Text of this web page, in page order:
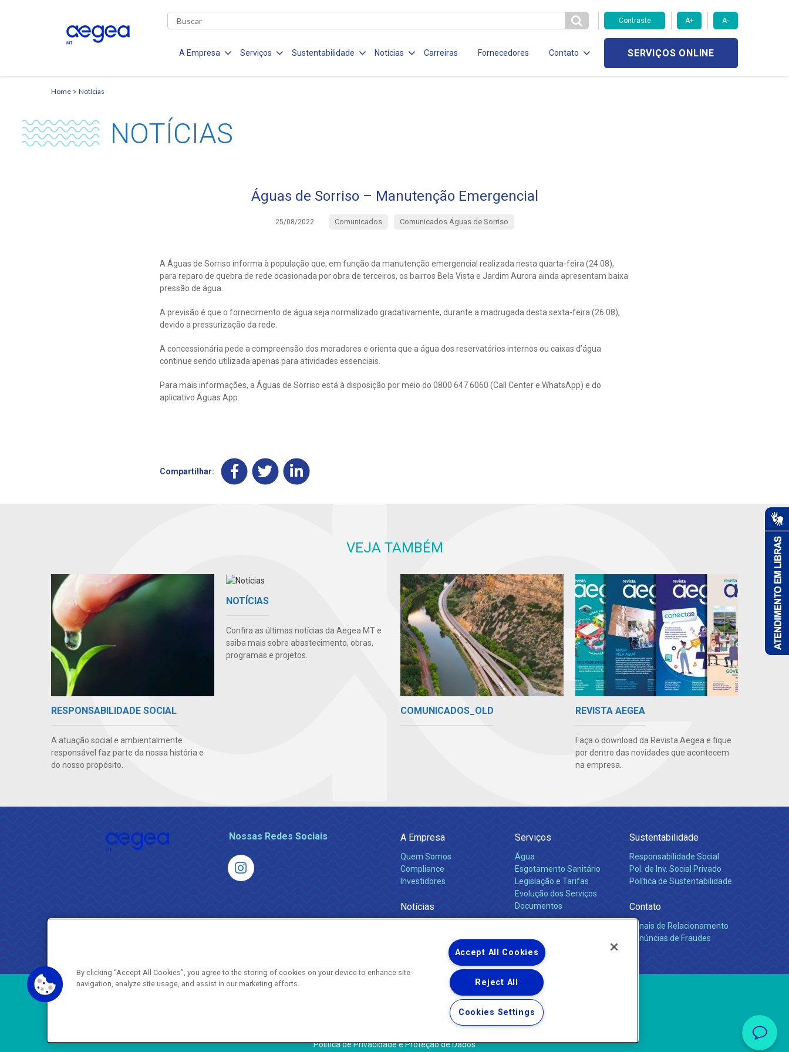
Contraste A+ A-
A Empresa Serviços Sustentabilidade Notícias Carreiras Fornecedores Contato SERVIÇOS ONLINE
Home Notícias
NOTÍCIAS
Águas de Sorriso – Manutenção Emergencial
25/08/2022 Comunicados Comunicados Águas de Sorriso
A Águas de Sorriso informa à população que, em função da manutenção emergencial realizada nesta quarta-feira (24.08),
para reparo de quebra de rede ocasionada por obra de terceiros, os bairros Bela Vista e Jardim Aurora ainda apresentam baixa
pressão de água.
A previsão é que o fornecimento de água seja normalizado gradativamente, durante a madrugada desta sexta-feira (26.08),
devido a pressurização da rede.
A concessionária pede a compreensão dos moradores e orienta que a água dos reservatórios internos ou caixas d’água
continue sendo utilizada apenas para atividades essenciais.
Para mais informações, a Águas de Sorriso está à disposição por meio do 0800 647 6060 (Call Center e WhatsApp) e do
aplicativo Águas App.
Compartilhar:
VEJA TAMBÉM
RESPONSABILIDADE SOCIAL
A atuação social e ambientalmente
responsável faz parte da nossa história e
do nosso propósito.
NOTÍCIAS
Confira as últimas notícias da Aegea MT e
saiba mais sobre abastecimento, obras,
programas e projetos.
COMUNICADOS_OLD REVISTA AEGEA
Faça o download da Revista Aegea e fique
por dentro das novidades que acontecem
na empresa.
Nossas Redes Sociais A Empresa
Quem Somos
Compliance
Investidores
Notícias
Serviços
Água
Esgotamento Sanitário
Legislação e Tarifas
Evolução dos Serviços
Documentos
Sustentabilidade
Responsabilidade Social
Pol. de Inv. Social Privado
Política de Sustentabilidade
Contato
Canais de Relacionamento
Denúncias de Fraudes
Copyright ® 2026 - Todos os Direitos Reservados.
Política de Privacidade e Proteção de Dados
By clicking “Accept All Cookies”, you agree to the storing of cookies on your device to enhance site
navigation, analyze site usage, and assist in our marketing efforts.
Accept All Cookies
Reject All
Cookies Settings